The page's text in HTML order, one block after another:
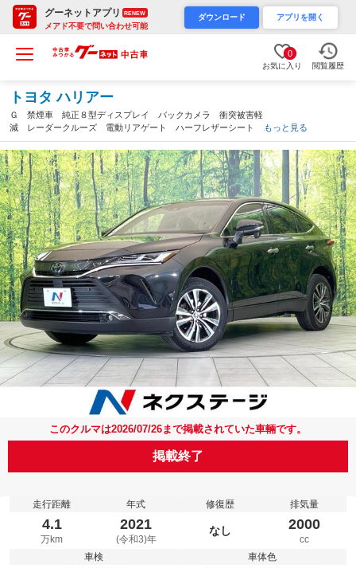
グーネットアプリ RENEW
メアド不要で問い合わせ可能
ダウンロード アプリを開く
0
お気に入り 閲覧履歴
トヨタ ハリアー
Ｇ 禁煙車 純正８型ディスプレイ バックカメラ 衝突被害軽
減 レーダークルーズ 電動リアゲート ハーフレザーシート パ
ワーシート ドラレコ コーナーセンサー スマートキー ＬＥＤ
ヘッド ビルトインＥＴＣ（三重県）
もっと見る
このクルマは2026/07/26まで掲載されていた車輛です。
掲載終了
走行距離
4.1
万km
年式
2021
(令和3)年
修復歴
なし
排気量
2000
cc
車検
車体色